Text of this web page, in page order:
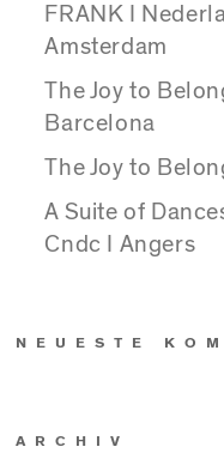
FRANK I
Amsterdam
The Joy to
Barcelona
The Joy to
A Suite of
Cndc I Angers
NEUESTE
ARCHIV